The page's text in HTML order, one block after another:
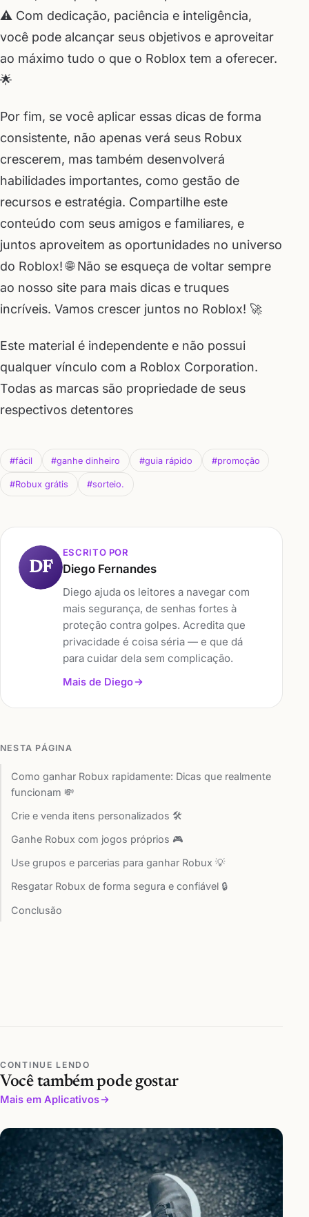
⚠️ Com dedicação, paciência e inteligência,
você pode alcançar seus objetivos e aproveitar
ao máximo tudo o que o Roblox tem a oferecer.
🌟
Por fim, se você aplicar essas dicas de forma
consistente, não apenas verá seus Robux
crescerem, mas também desenvolverá
habilidades importantes, como gestão de
recursos e estratégia. Compartilhe este
conteúdo com seus amigos e familiares, e
juntos aproveitem as oportunidades no universo
do Roblox! 🌐 Não se esqueça de voltar sempre
ao nosso site para mais dicas e truques
incríveis. Vamos crescer juntos no Roblox! 🚀
Este material é independente e não possui
qualquer vínculo com a Roblox Corporation.
Todas as marcas são propriedade de seus
respectivos detentores
#fácil #ganhe dinheiro #guia rápido #promoção
#Robux grátis #sorteio.
DF
ESCRITO POR
Diego Fernandes
Diego ajuda os leitores a navegar com
mais segurança, de senhas fortes à
proteção contra golpes. Acredita que
privacidade é coisa séria — e que dá
para cuidar dela sem complicação.
Mais de Diego
NESTA PÁGINA
Como ganhar Robux rapidamente: Dicas que realmente
funcionam 💸
Crie e venda itens personalizados 🛠️
Ganhe Robux com jogos próprios 🎮
Use grupos e parcerias para ganhar Robux 💡
Resgatar Robux de forma segura e confiável 🔒
Conclusão
CONTINUE LENDO
Você também pode gostar
Mais em Aplicativos